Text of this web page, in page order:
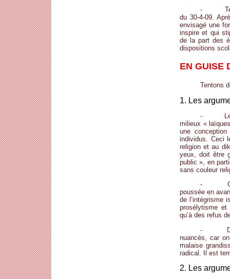
-
du 30-4-09.
envisagé une
inspire et qui
de la part des
dispositions
EN GUISE
Tentons
1. Les
- Les
milieux «
une
individus. Ceci
religion et au
yeux, doit être
public », en
sans couleur
- Ces
poussée en
de l’intégrisme
prosélytisme et
qu’à des refus
- Dans
nuancés, car
malaise
radical. Il est
2. Les